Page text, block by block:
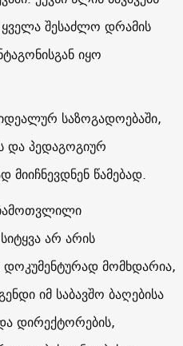
შესაძლო დრამის
იყო
საზოგადოებაში,
და პედაგოგიურ
წამებად.
არ არის
მომხდარია,
იმ საბავშო ბაღებისა
დირექტორების,